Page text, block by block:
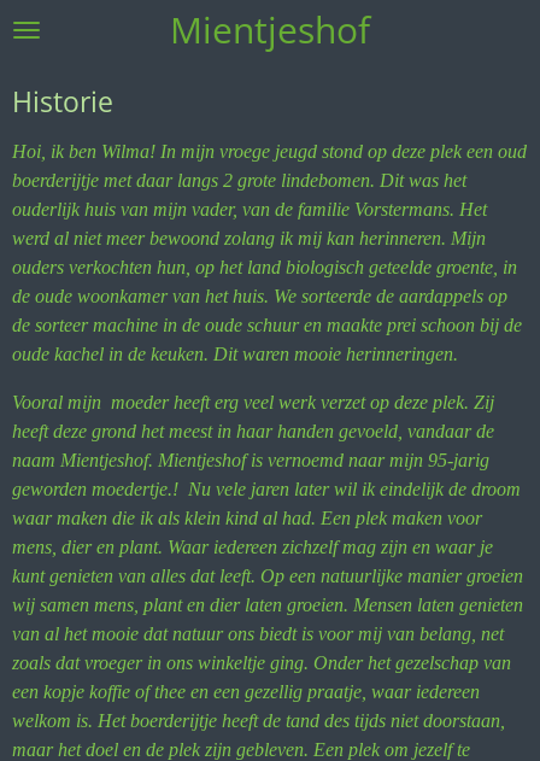
Ga
de
hoofdinhoud
Mientjeshof
Historie
Hoi, ik ben Wilma! In mijn vroege jeugd stond op deze plek een oud
boerderijtje met daar langs 2 grote lindebomen. Dit was het
ouderlijk huis van mijn vader, van de familie Vorstermans. Het
werd al niet meer bewoond zolang ik mij kan herinneren. Mijn
ouders verkochten hun, op het land biologisch geteelde groente, in
de oude woonkamer van het huis. We sorteerde de aardappels op
de sorteer machine in de oude schuur en maakte prei schoon bij de
oude kachel in de keuken. Dit waren mooie herinneringen.
Vooral mijn moeder heeft erg veel werk verzet op deze plek. Zij
heeft deze grond het meest in haar handen gevoeld, vandaar de
naam Mientjeshof. Mientjeshof is vernoemd naar mijn 95-jarig
geworden moedertje.! Nu vele jaren later wil ik eindelijk de droom
waar maken die ik als klein kind al had. Een plek maken voor
mens, dier en plant. Waar iedereen zichzelf mag zijn en waar je
kunt genieten van alles dat leeft. Op een natuurlijke manier groeien
wij samen mens, plant en dier laten groeien. Mensen laten genieten
van al het mooie dat natuur ons biedt is voor mij van belang, net
zoals dat vroeger in ons winkeltje ging. Onder het gezelschap van
een kopje koffie of thee en een gezellig praatje, waar iedereen
welkom is. Het boerderijtje heeft de tand des tijds niet doorstaan,
maar het doel en de plek zijn gebleven. Een plek om jezelf te